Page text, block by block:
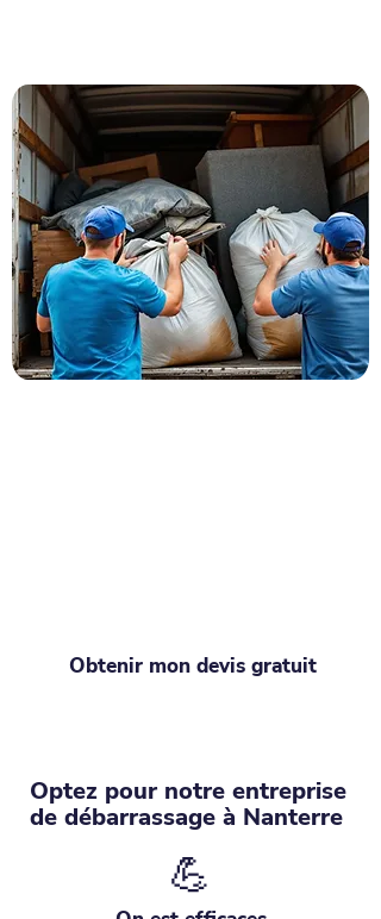
Obtenir mon devis gratuit
Optez pour notre entreprise
de débarrassage à Nanterre
💪